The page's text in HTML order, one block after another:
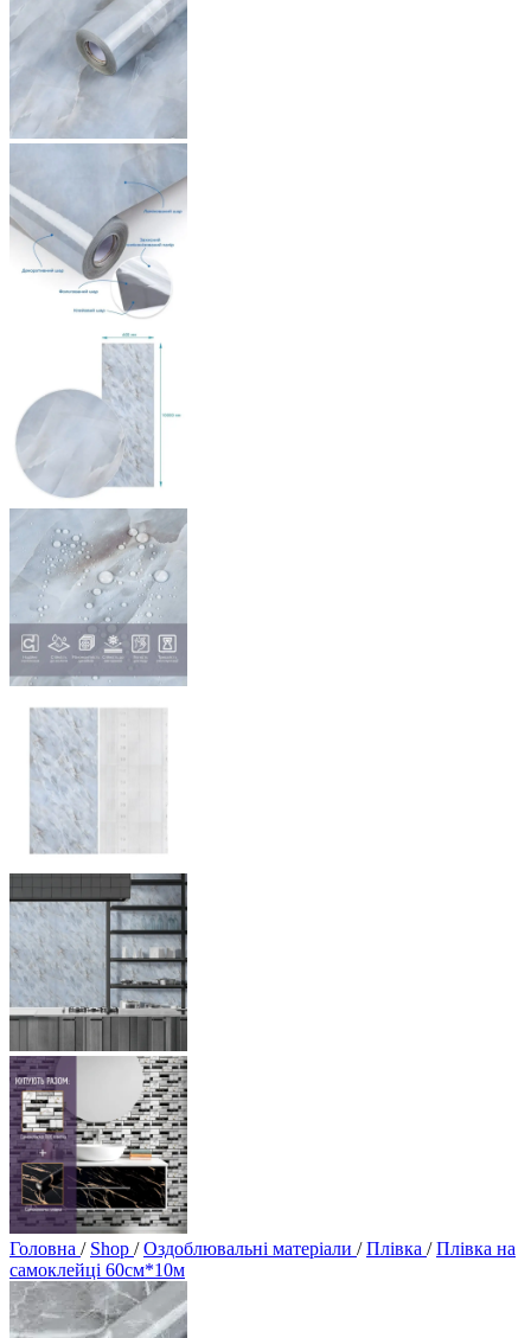
Головна / Shop / Оздоблювальні матеріали / Плівка / Плівка на
самоклейці 60см*10м